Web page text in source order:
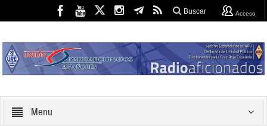
Buscar Acceso
Menu